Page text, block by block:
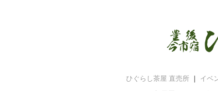
ひぐらし茶屋 直売所 ｜ イベ